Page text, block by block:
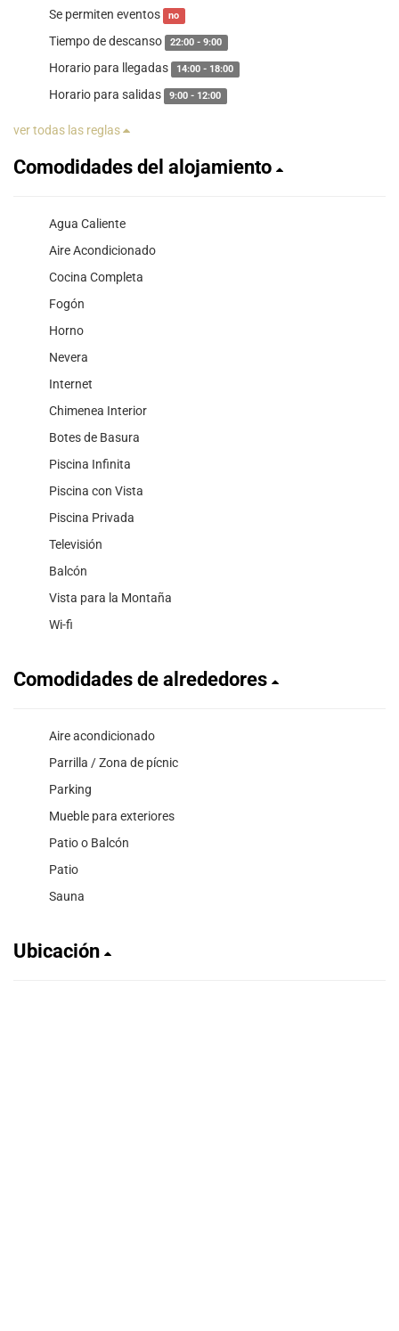
Se permiten eventos no
Tiempo de descanso 22:00 - 9:00
Horario para llegadas 14:00 - 18:00
Horario para salidas 9:00 - 12:00
ver todas las reglas
Comodidades del alojamiento
Agua Caliente
Aire Acondicionado
Cocina Completa
Fogón
Horno
Nevera
Internet
Chimenea Interior
Botes de Basura
Piscina Infinita
Piscina con Vista
Piscina Privada
Televisión
Balcón
Vista para la Montaña
Wi-fi
Comodidades de alrededores
Aire acondicionado
Parrilla / Zona de pícnic
Parking
Mueble para exteriores
Patio o Balcón
Patio
Sauna
Ubicación